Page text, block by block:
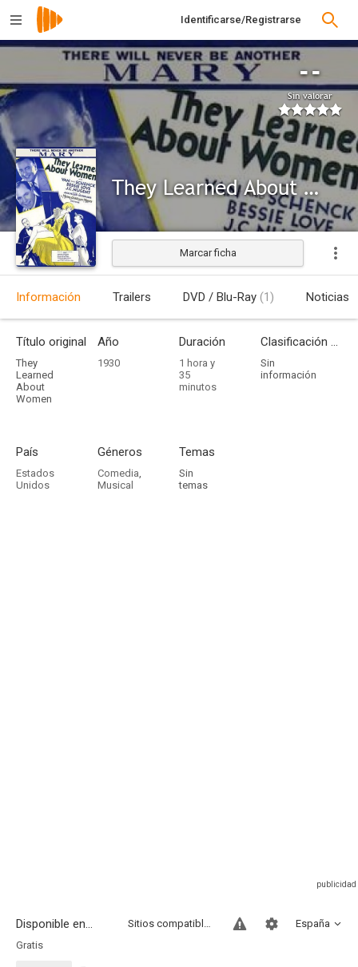
Identificarse/Registrarse
--
Sin valorar
They Learned About Women
Marcar ficha
Información Trailers DVD / Blu-Ray (1) Noticias
Título original
They
Learned
About
Women
Año
1930
Duración
1 hora y
35
minutos
Clasificación por edades
Sin
información
País
Estados
Unidos
Géneros
Comedia,
Musical
Temas
Sin
temas
Disponible en... España
Sitios compatibles
Gratis